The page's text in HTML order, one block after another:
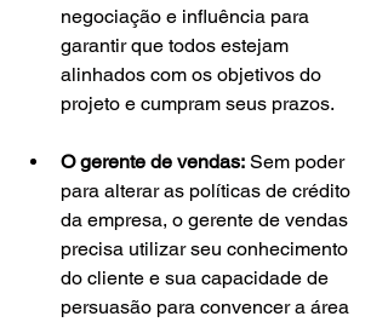
negociação e influência para
garantir que todos estejam
alinhados com os objetivos do
projeto e cumpram seus prazos.
O gerente de vendas: Sem poder
para alterar as políticas de crédito
da empresa, o gerente de vendas
precisa utilizar seu conhecimento
do cliente e sua capacidade de
persuasão para convencer a área